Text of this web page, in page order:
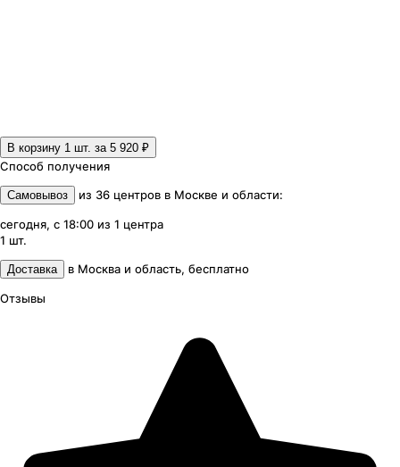
В корзину 1 шт. за 5 920 ₽
Способ получения
Самовывоз из 36 центров в Москве и области:
сегодня, с 18:00 из 1 центра
1 шт.
Доставка в Москва и область, бесплатно
Отзывы